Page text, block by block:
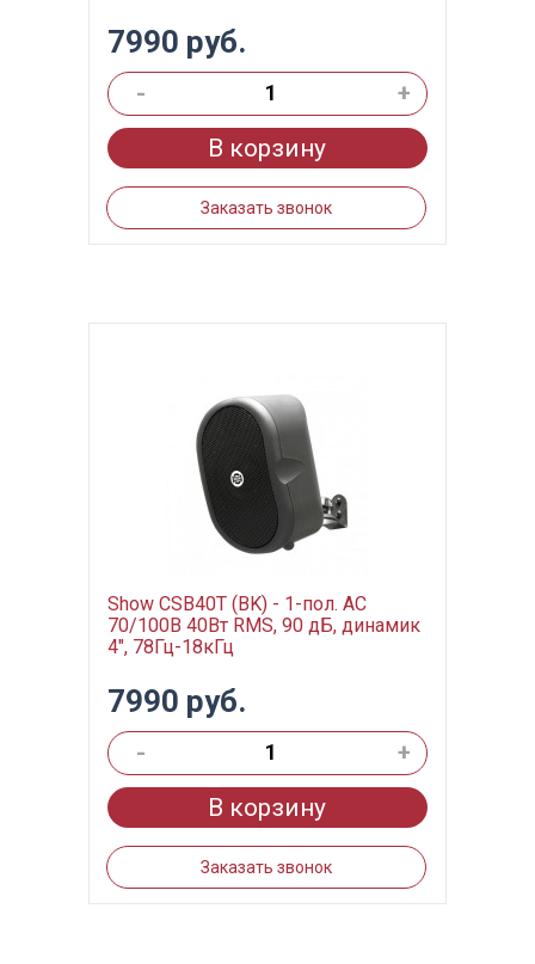
7990 руб.
-
+
В корзину
Заказать звонок
Show CSB40T (BK) - 1-пол. АС
70/100В 40Вт RMS, 90 дБ, динамик
4", 78Гц-18кГц
7990 руб.
-
+
В корзину
Заказать звонок